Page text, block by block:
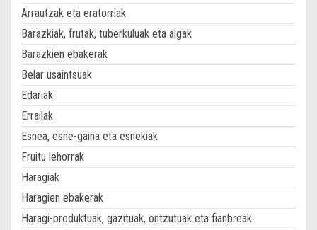
Arrautzak eta eratorriak
Barazkiak, frutak, tuberkuluak eta algak
Barazkien ebakerak
Belar usaintsuak
Edariak
Errailak
Esnea, esne-gaina eta esnekiak
Fruitu lehorrak
Haragiak
Haragien ebakerak
Haragi-produktuak, gazituak, ontzutuak eta fianbreak